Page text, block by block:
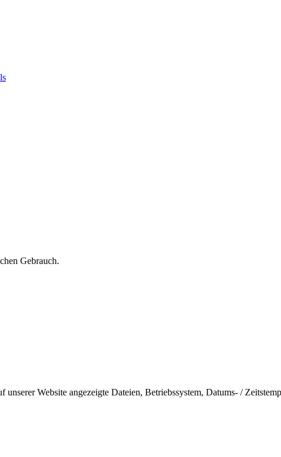
Gebrauch.
Website angezeigte Dateien, Betriebssystem, Datums- /